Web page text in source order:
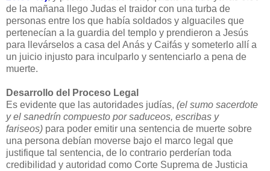
de la mañana llego Judas el traidor con una turba de
personas entre los que había soldados y alguaciles que
pertenecían a la guardia del templo y prendieron a Jesús
para llevárselos a casa del Anás y Caifás y someterlo allí a
un juicio injusto para inculparlo y sentenciarlo a pena de
muerte.
Desarrollo del Proceso Legal
Es evidente que las autoridades judías, (el sumo sacerdote
y el sanedrín compuesto por saduceos, escribas y
fariseos) para poder emitir una sentencia de muerte sobre
una persona debían moverse bajo el marco legal que
justifique tal sentencia, de lo contrario perderían toda
credibilidad y autoridad como Corte Suprema de Justicia